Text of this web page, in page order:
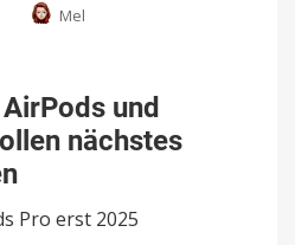
Mel
Neue
AirPods
und
nächstes
Pro erst 2025